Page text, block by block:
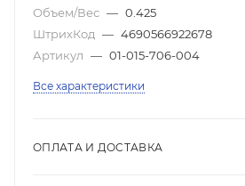
Объем/Вес — 0.425
ШтрихКод — 4690566922678
Артикул — 01-015-706-004
Все характеристики
ОПЛАТА И ДОСТАВКА